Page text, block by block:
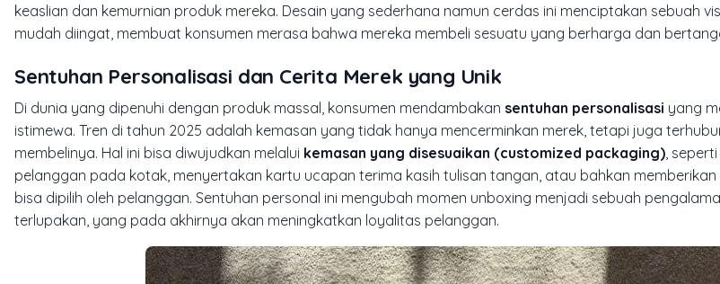
keaslian dan kemurnian produk mereka. Desain yang sederhana namun cerdas ini menciptakan sebuah
mudah diingat, membuat konsumen merasa bahwa mereka membeli sesuatu yang berharga dan
Sentuhan Personalisasi dan Cerita Merek yang Unik
Di dunia yang dipenuhi dengan produk massal, konsumen mendambakan sentuhan personalisasi yang
istimewa. Tren di tahun 2025 adalah kemasan yang tidak hanya mencerminkan merek, tetapi juga
membelinya. Hal ini bisa diwujudkan melalui kemasan yang disesuaikan (customized packaging) ,
pelanggan pada kotak, menyertakan kartu ucapan terima kasih tulisan tangan, atau bahkan
bisa dipilih oleh pelanggan. Sentuhan personal ini mengubah momen unboxing menjadi sebuah
terlupakan, yang pada akhirnya akan meningkatkan loyalitas pelanggan.